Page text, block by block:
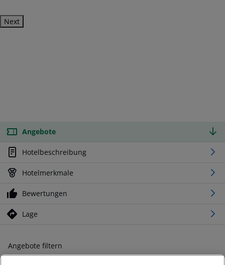
Next
Angebote
Hotelbeschreibung
Hotelmerkmale
Bewertungen
Lage
Angebote filtern
Ändern Sie Ihre Kriterien nach Ihren Wünschen